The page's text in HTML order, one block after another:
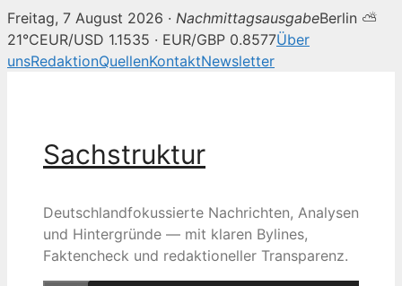
Freitag, 7 August 2026 · NachmittagsausgabeBerlin ⛅
21°CEUR/USD 1.1535 · EUR/GBP 0.8577Über
unsRedaktionQuellenKontaktNewsletter
Sachstruktur
Deutschlandfokussierte Nachrichten, Analysen
und Hintergründe — mit klaren Bylines,
Faktencheck und redaktioneller Transparenz.